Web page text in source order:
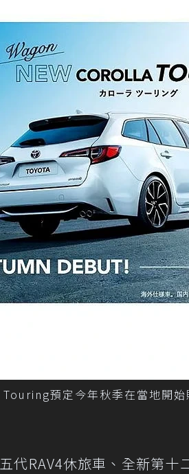
預定今年秋季在當地開始
代RAV4休旅車、全新第十